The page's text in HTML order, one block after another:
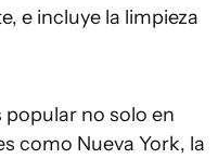
e incluye la limpieza
popular no solo en
como Nueva York, la